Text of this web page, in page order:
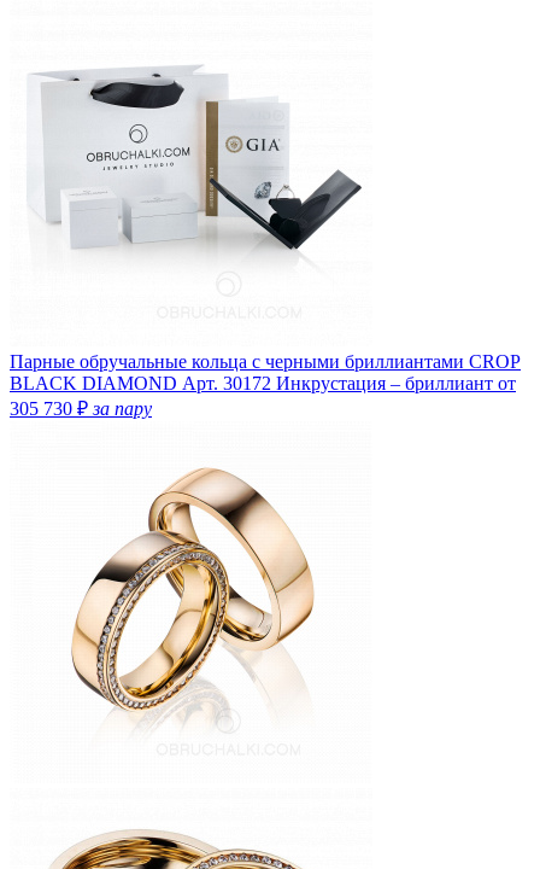
Парные обручальные кольца с черными бриллиантами CROP
BLACK DIAMOND Арт. 30172 Инкрустация – бриллиант от
305 730 ₽за пару